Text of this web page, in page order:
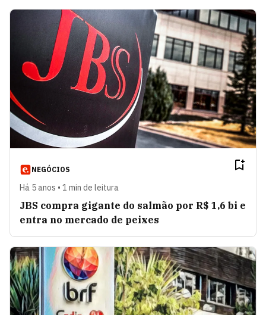
NEGÓCIOS
Há 5 anos • 1 min de leitura
JBS compra gigante do salmão por R$ 1,6 bi e
entra no mercado de peixes